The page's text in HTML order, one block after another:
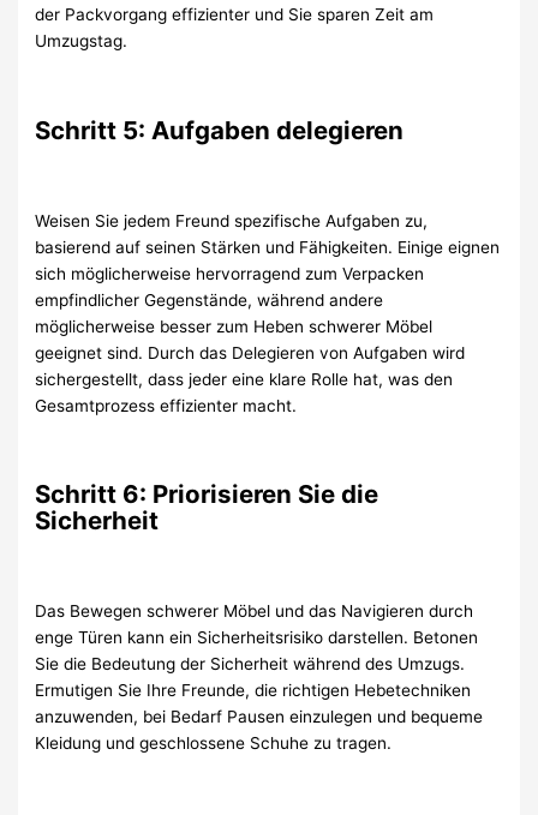
der Packvorgang effizienter und Sie sparen Zeit am
Umzugstag.
Schritt 5: Aufgaben delegieren
Weisen Sie jedem Freund spezifische Aufgaben zu,
basierend auf seinen Stärken und Fähigkeiten. Einige eignen
sich möglicherweise hervorragend zum Verpacken
empfindlicher Gegenstände, während andere
möglicherweise besser zum Heben schwerer Möbel
geeignet sind. Durch das Delegieren von Aufgaben wird
sichergestellt, dass jeder eine klare Rolle hat, was den
Gesamtprozess effizienter macht.
Schritt 6: Priorisieren Sie die
Sicherheit
Das Bewegen schwerer Möbel und das Navigieren durch
enge Türen kann ein Sicherheitsrisiko darstellen. Betonen
Sie die Bedeutung der Sicherheit während des Umzugs.
Ermutigen Sie Ihre Freunde, die richtigen Hebetechniken
anzuwenden, bei Bedarf Pausen einzulegen und bequeme
Kleidung und geschlossene Schuhe zu tragen.